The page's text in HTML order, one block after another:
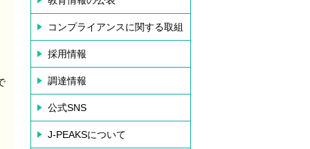
コンプライアンスに関する取組
採用情報
調達情報
公式SNS
J-PEAKSについて